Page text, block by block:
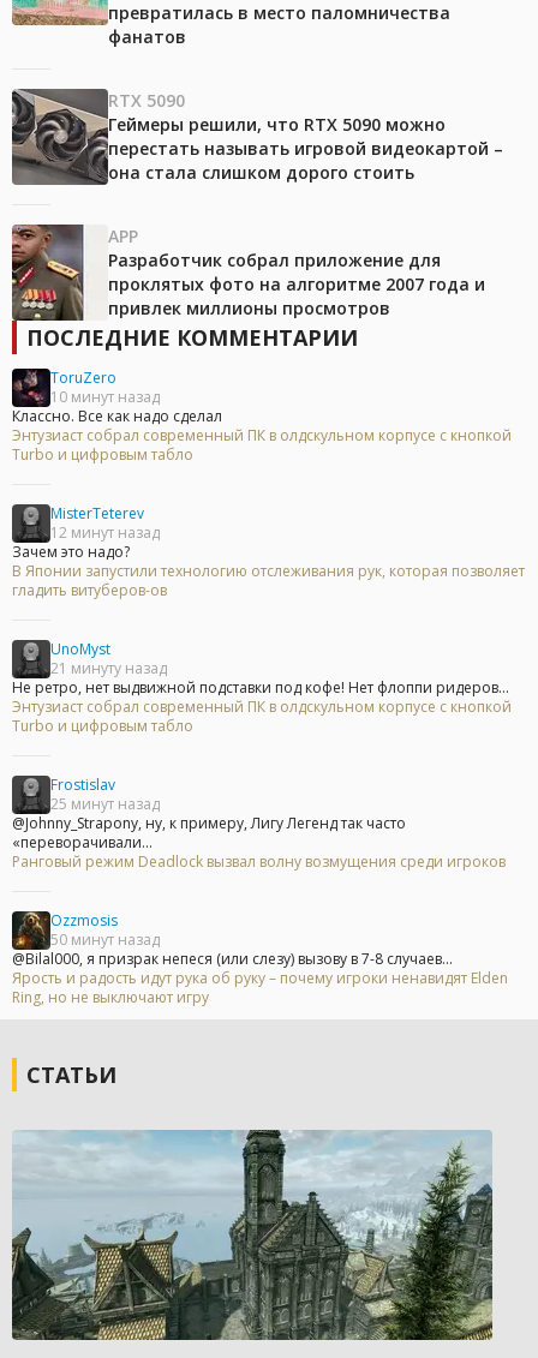
превратилась в место паломничества
фанатов
RTX 5090
Геймеры решили, что RTX 5090 можно
перестать называть игровой видеокартой –
она стала слишком дорого стоить
APP
Разработчик собрал приложение для
проклятых фото на алгоритме 2007 года и
привлек миллионы просмотров
ПОСЛЕДНИЕ КОММЕНТАРИИ
ToruZero
10 минут назад
Классно. Все как надо сделал
Энтузиаст собрал современный ПК в олдскульном корпусе с кнопкой
Turbo и цифровым табло
MisterTeterev
12 минут назад
Зачем это надо?
В Японии запустили технологию отслеживания рук, которая позволяет
гладить витуберов-ов
UnoMyst
21 минуту назад
Не ретро, нет выдвижной подставки под кофе! Нет флоппи ридеров...
Энтузиаст собрал современный ПК в олдскульном корпусе с кнопкой
Turbo и цифровым табло
Frostislav
25 минут назад
@Johnny_Strapony, ну, к примеру, Лигу Легенд так часто
«переворачивали...
Ранговый режим Deadlock вызвал волну возмущения среди игроков
Ozzmosis
50 минут назад
@Bilal000, я призрак непеся (или слезу) вызову в 7-8 случаев...
Ярость и радость идут рука об руку – почему игроки ненавидят Elden
Ring, но не выключают игру
СТАТЬИ